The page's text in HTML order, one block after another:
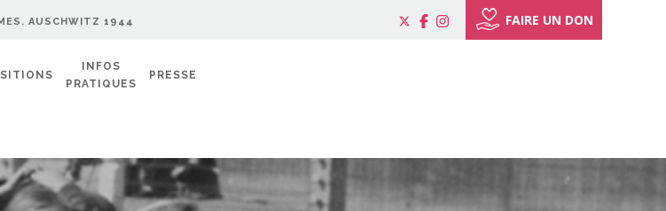
AUSCHWITZ 1944 FAIRE UN DON
INFOS
PRATIQUES
PRESSE